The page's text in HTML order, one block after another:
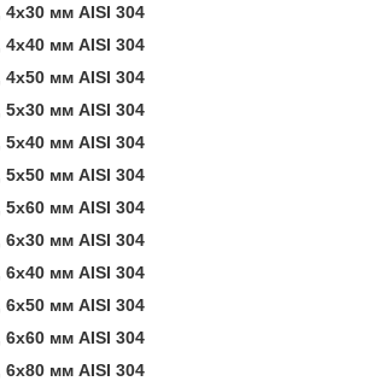
4х30 мм AISI 304
4х40 мм AISI 304
4х50 мм AISI 304
5х30 мм AISI 304
5х40 мм AISI 304
5х50 мм AISI 304
5х60 мм AISI 304
6х30 мм AISI 304
6х40 мм AISI 304
6х50 мм AISI 304
6х60 мм AISI 304
6х80 мм AISI 304